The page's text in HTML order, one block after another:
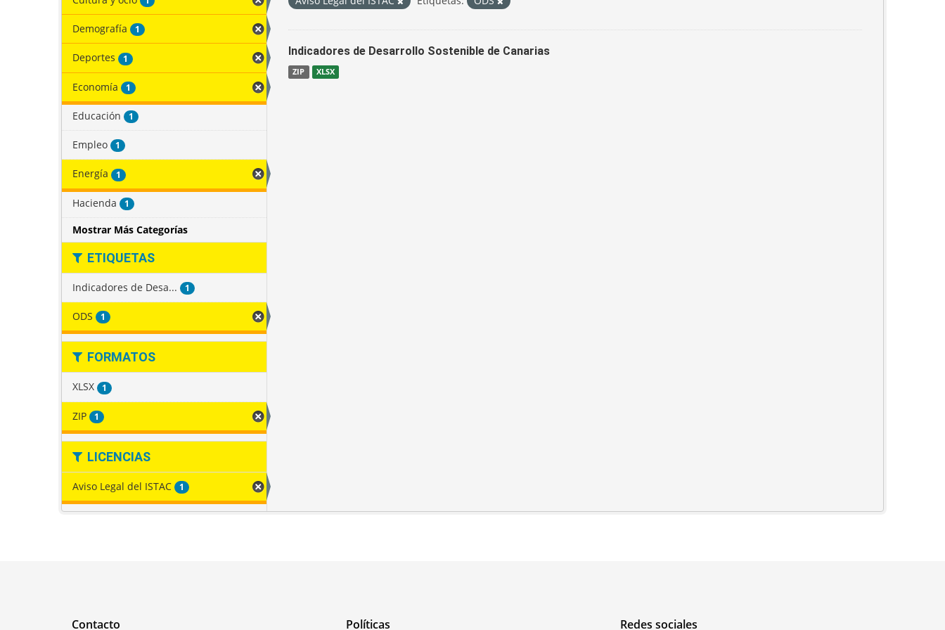
Demografía 1
Deportes 1
Economía 1
Educación 1
Empleo 1
Energía 1
Hacienda 1
Mostrar Más Categorías
ETIQUETAS
Indicadores de Desa... 1
ODS 1
FORMATOS
XLSX 1
ZIP 1
LICENCIAS
Aviso Legal del ISTAC 1
Indicadores de Desarrollo Sostenible de Canarias
ZIP XLSX
Contacto Políticas Redes sociales